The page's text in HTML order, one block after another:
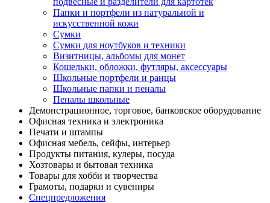
Папки и портфели из натуральной и
искусственной кожи
Сумки
Сумки для ноутбуков и техники
Визитницы, альбомы для монет
Кошельки, обложки, футляры, аксессуары
Школьные портфели и ранцы
Школьные папки и пеналы
Пеналы школьные
Демонстрационное, торговое, банковское оборудование
Офисная техника и электроника
Печати и штампы
Офисная мебель, сейфы, интерьер
Продукты питания, кулеры, посуда
Хозтовары и бытовая техника
Товары для хобби и творчества
Грамоты, подарки и сувениры
Спецпредложения